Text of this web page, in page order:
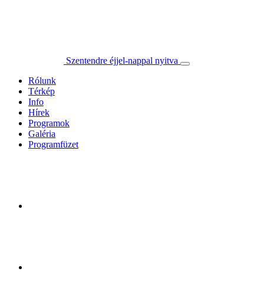
Szentendre éjjel-nappal nyitva
Rólunk
Térkép
Info
Hírek
Programok
Galéria
Programfüzet